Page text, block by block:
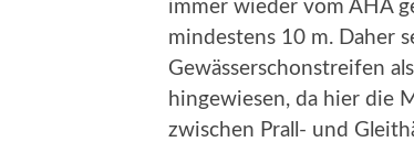
immer wieder vom AHA
mindestens 10 m. Daher
Gewässerschonstreifen
hingewiesen, da hier die
zwischen Prall- und